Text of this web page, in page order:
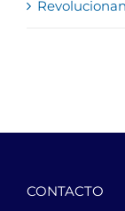
CONTACTO